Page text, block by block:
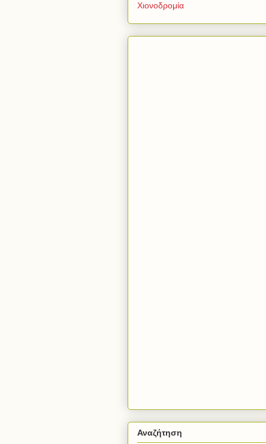
Χιονοδρομία
Αναζήτηση